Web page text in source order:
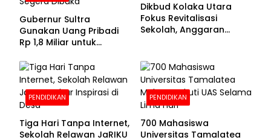
Gubernur Sultra
Gunakan Uang Pribadi
Rp 1,8 Miliar untuk
Pendaftaran Segera
Dibuka
Dikbud Kolaka Utara
Fokus Revitalisasi
Sekolah, Anggaran
PENDIDIKAN
Tiga Hari Tanpa Internet,
Sekolah Relawan JaRIKU
PENDIDIKAN
700 Mahasiswa
Universitas Tamalatea